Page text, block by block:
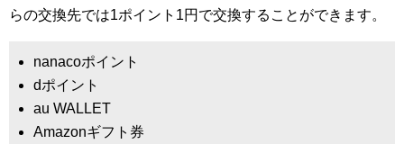
らの交換先では1ポイント1円で交換することができます。
nanacoポイント
dポイント
au WALLET
Amazonギフト券